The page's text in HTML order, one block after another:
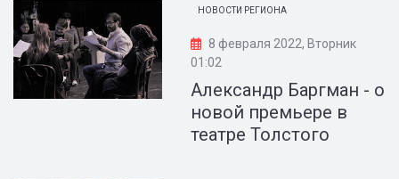
НОВОСТИ РЕГИОНА
8 февраля 2022, Вторник
01:02
Александр Баргман - о
новой премьере в
театре Толстого